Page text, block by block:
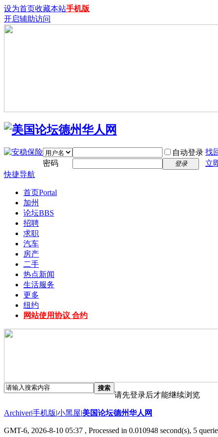
设为首页收藏本站手机版
开启辅助访问
自动登录 找
密码
登录
立
快捷导航
首页Portal
加州
论坛BBS
招聘
求职
汽车
房产
二手
热点新闻
生活服务
更多
纽约
网站使用协议 合约
搜索
请先登录后才能继续浏览
Archiver|手机版|小黑屋|美国论坛德州华人网
GMT-6, 2026-8-10 05:37 , Processed in 0.010948 second(s), 5